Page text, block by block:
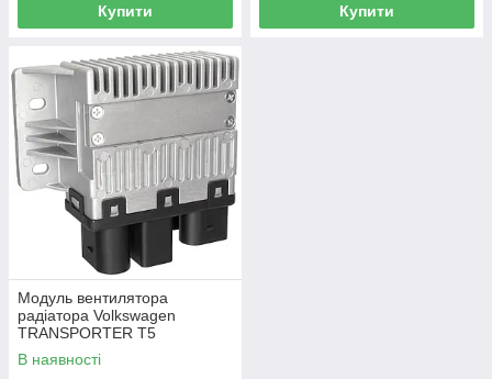
Купити Купити
Модуль вентилятора
радіатора Volkswagen
TRANSPORTER T5
Фургон 03-15 7H0919506D
В наявності